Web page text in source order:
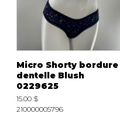
Micro Shorty bordure
dentelle Blush
0229625
15.00 $
210000005796